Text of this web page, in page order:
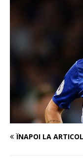
ÎNAPOI LA ARTICOL